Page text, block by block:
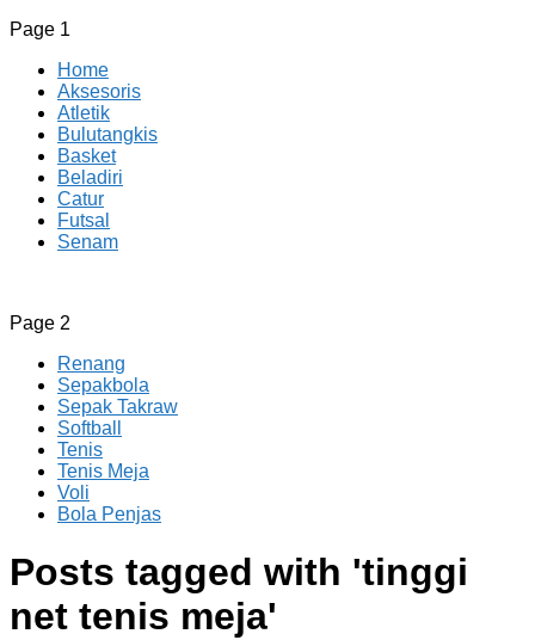
Page 1
Home
Aksesoris
Atletik
Bulutangkis
Basket
Beladiri
Catur
Futsal
Senam
CV JAYA BERSAMA Co Id
Menyediakan Semua Perlengkapan Olahraga Yang
Page 2
Renang
Sepakbola
Sepak Takraw
Softball
Tenis
Tenis Meja
Voli
Bola Penjas
Posts tagged with 'tinggi
net tenis meja'